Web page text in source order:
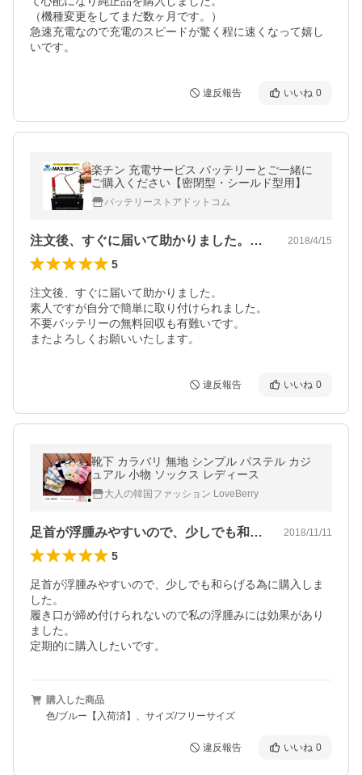
（機種変更をしてまだ数ヶ月です。）
急速充電なので充電のスピードが驚く程に速くなって嬉し
いです。
違反報告 いいね 0
楽チン 充電サービス バッテリーとご一緒に
ご購入ください【密閉型・シールド型用】
バッテリーストアドットコム
注文後、すぐに届いて助かりました。素人… 2018/4/15
5
注文後、すぐに届いて助かりました。
素人ですが自分で簡単に取り付けられました。
不要バッテリーの無料回収も有難いです。
またよろしくお願いいたします。
違反報告 いいね 0
靴下 カラバリ 無地 シンプル パステル カジ
ュアル 小物 ソックス レディース
大人の韓国ファッション LoveBerry
足首が浮腫みやすいので、少しでも和らげ… 2018/11/11
5
足首が浮腫みやすいので、少しでも和らげる為に購入しま
した。
履き口が締め付けられないので私の浮腫みには効果があり
ました。
定期的に購入したいです。
購入した商品
色/ブルー【入荷済】、サイズ/フリーサイズ
違反報告 いいね 0